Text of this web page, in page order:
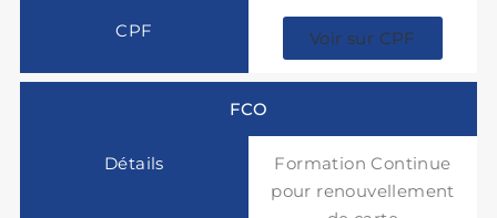
Voir sur CPF
FCO
Formation Continue
pour renouvellement